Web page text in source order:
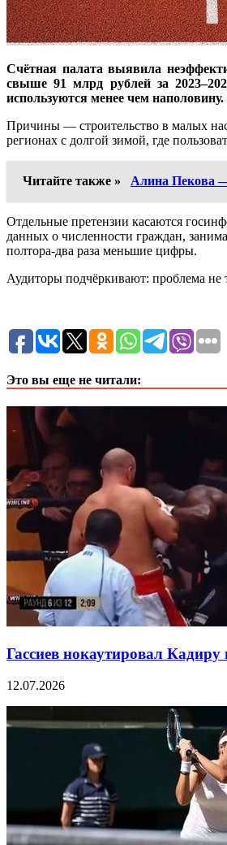
Счётная палата выявила
свыше 91 млрд рублей за
используются менее чем
Причины — строительство в малых
регионах с долгой зимой, где
Читайте также » Алина Пекова
Отдельные претензии касаются
данных о численности граждан,
полтора-два раза меньшие цифры.
Аудиторы подчёркивают: проблема не
Это вы еще не читали:
Гассиев нокаутировал
12.07.2026